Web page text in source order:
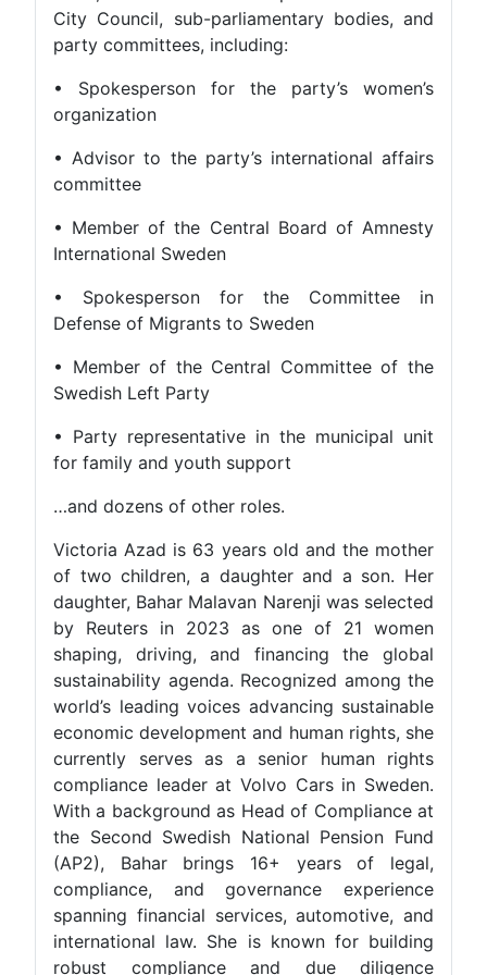
City Council, sub-parliamentary bodies, and
party committees, including:
• Spokesperson for the party’s women’s
organization
• Advisor to the party’s international affairs
committee
• Member of the Central Board of Amnesty
International Sweden
• Spokesperson for the Committee in
Defense of Migrants to Sweden
• Member of the Central Committee of the
Swedish Left Party
• Party representative in the municipal unit
for family and youth support
…and dozens of other roles.
Victoria Azad is 63 years old and the mother
of two children, a daughter and a son. Her
daughter, Bahar Malavan Narenji was selected
by Reuters in 2023 as one of 21 women
shaping, driving, and financing the global
sustainability agenda. Recognized among the
world’s leading voices advancing sustainable
economic development and human rights, she
currently serves as a senior human rights
compliance leader at Volvo Cars in Sweden.
With a background as Head of Compliance at
the Second Swedish National Pension Fund
(AP2), Bahar brings 16+ years of legal,
compliance, and governance experience
spanning financial services, automotive, and
international law. She is known for building
robust compliance and due diligence